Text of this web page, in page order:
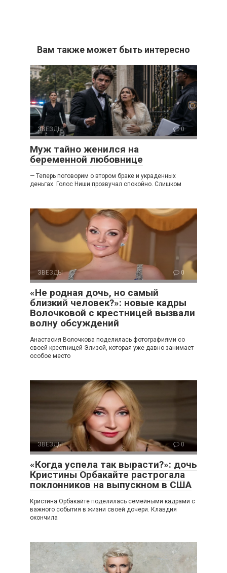
Вам также может быть интересно
ЗВЕЗДЫ 0
Муж тайно женился на
беременной любовнице
— Теперь поговорим о втором браке и украденных
деньгах. Голос Ниши прозвучал спокойно. Слишком
ЗВЕЗДЫ 0
«Не родная дочь, но самый
близкий человек?»: новые кадры
Волочковой с крестницей вызвали
волну обсуждений
Анастасия Волочкова поделилась фотографиями со
своей крестницей Элизой, которая уже давно занимает
особое место
ЗВЕЗДЫ 0
«Когда успела так вырасти?»: дочь
Кристины Орбакайте растрогала
поклонников на выпускном в США
Кристина Орбакайте поделилась семейными кадрами с
важного события в жизни своей дочери. Клавдия
окончила